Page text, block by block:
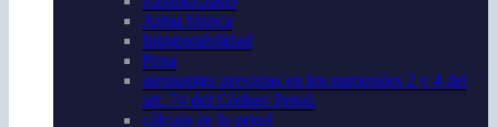
Arma blanca
Inimputabilidad
Pena
atenuantes previstas en los numerales 2 y 4 del
art. 74 del Código Penal.
cálculo de la penal